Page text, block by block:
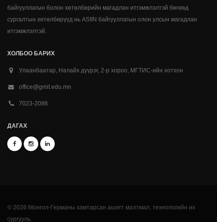
байгууллагын болон хөтөлбөрийн магадлан итгэмжлэлтэй бөгөөд
сургалтын хөтөлбөрүүд нь ASIIN байгууллагын олон улсын магадлан
итгэмжлэлтэй.
ХОЛБОО БАРИХ
Улаанбаатар, Налайх дүүрэг, 2-р хороо, МГТИС-ийн хотхон
office@gmit.edu.mn
7023-2086
ДАГАХ
© 2026 Монгол-Германы хамтарсан ашигт малтмал, технологийн их
сургууль.